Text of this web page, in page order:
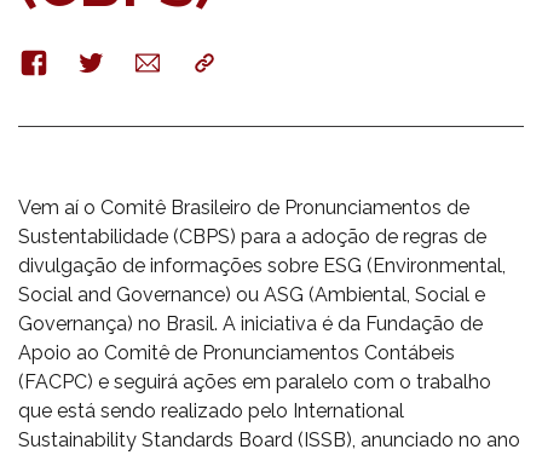
FacebookTwitterE-
mail
Copy
Vem aí o Comitê Brasileiro de Pronunciamentos de
Sustentabilidade (CBPS) para a adoção de regras de
divulgação de informações sobre ESG (Environmental,
Social and Governance) ou ASG (Ambiental, Social e
Governança) no Brasil. A iniciativa é da Fundação de
Apoio ao Comitê de Pronunciamentos Contábeis
(FACPC) e seguirá ações em paralelo com o trabalho
que está sendo realizado pelo International
Sustainability Standards Board (ISSB), anunciado no ano